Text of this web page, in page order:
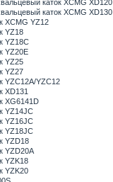
каток XCMG XD120
каток XCMG XD130
XCMG YZ12
YZ18
YZ18C
YZ20E
YZ25
YZ27
YZC12A/YZC12
XD131
XG6141D
YZ14JC
YZ16JC
YZ18JC
YZD18
YZD20A
YZK18
YZK20